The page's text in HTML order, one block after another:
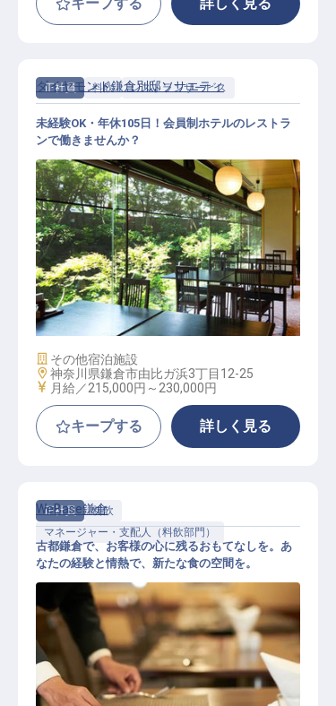
正社員 料飲 レストランサービス
レストランサービス / 正社員
ダイヤモンド鎌倉別邸ソサエティ
未経験OK・年休105日！会員制ホテルのレストラ
ンで働きませんか？
施設業態
その他宿泊施設
勤務地
神奈川県鎌倉市由比ガ浜3丁目12-25
給与
月給／215,000円～ 230,000円
キープする 詳しく見る
正社員
料飲
マネージャー・支配人（料飲部門）
WeBase鎌倉
古都鎌倉で、お客様の心に残るおもてなしを。あ
なたの経験と情熱で、新たな食の空間を。